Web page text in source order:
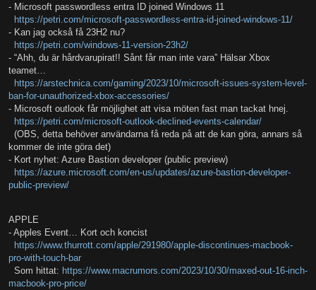
- Microsoft passwordless entra ID joined Windows 11
https://petri.com/microsoft-passwordless-entra-id-joined-windows-11/
- Kan jag också få 23H2 nu?
https://petri.com/windows-11-version-23h2/
- “Ahh, du är hårdvarupirat!! Sånt får man inte vara” Hälsar Xbox
teamet…
https://arstechnica.com/gaming/2023/10/microsoft-issues-system-level-
ban-for-unauthorized-xbox-accessories/
- Microsoft outlook får möjlighet att visa möten fast man tackat hnej.
https://petri.com/microsoft-outlook-declined-events-calendar/
(OBS, detta behöver användarna få reda på att de kan göra, annars så
kommer de inte göra det)
- Kort nyhet: Azure Bastion developer (public preview)
https://azure.microsoft.com/en-us/updates/azure-bastion-developer-
public-preview/
APPLE
- Apples Event… Kort och koncist
https://www.thurrott.com/apple/291980/apple-discontinues-macbook-
pro-with-touch-bar
Som hittat: https://www.macrumors.com/2023/10/30/maxed-out-16-inch-
macbook-pro-price/